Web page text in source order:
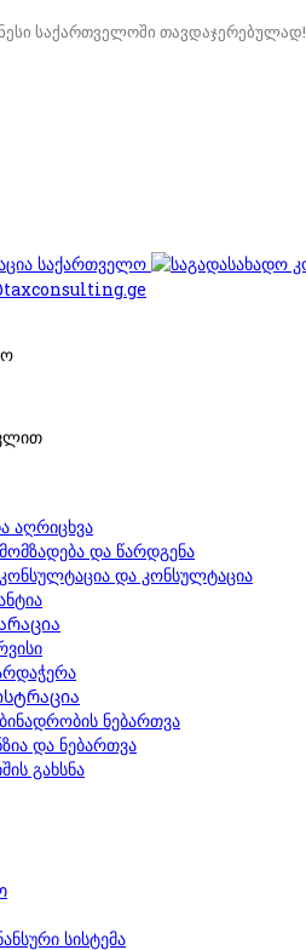
საქართველოში თავდაჯერებულად!
აღრიცხვა
და წარდგენა
და კონსულტაცია
ნებართვა
და ნებართვა
გახსნა
სისტემა